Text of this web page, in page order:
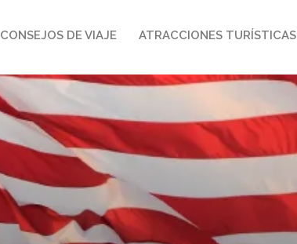
CONSEJOS DE VIAJE ATRACCIONES TURÍSTICAS